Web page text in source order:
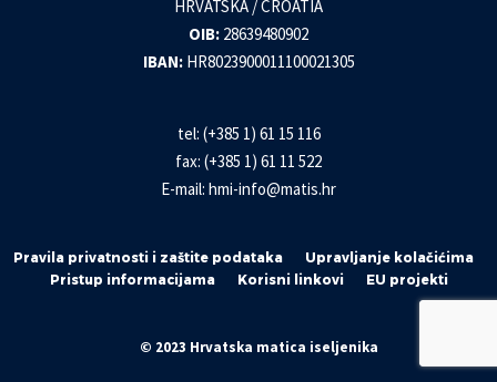
HRVATSKA / CROATIA
OIB: 28639480902
IBAN: HR8023900011100021305
tel: (+385 1) 61 15 116
fax: (+385 1) 61 11 522
E-mail: hmi-info@matis.hr
Pravila privatnosti i zaštite podataka
Upravljanje kolačićima
Pristup informacijama
Korisni linkovi EU projekti
© 2023 Hrvatska matica iseljenika